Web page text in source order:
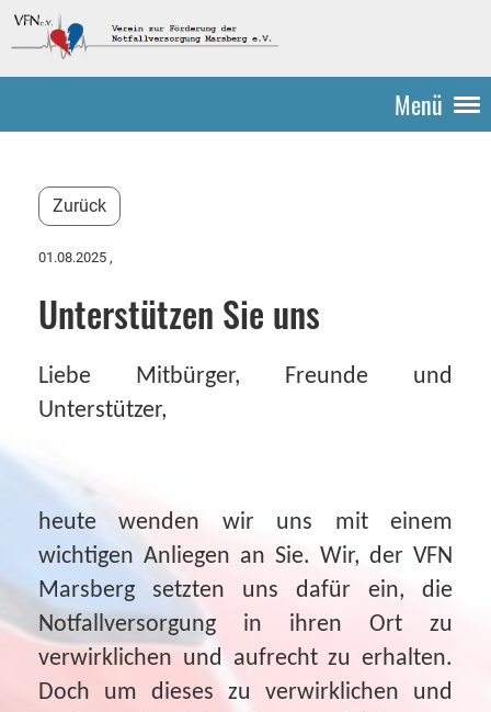
Menü
Zurück
01.08.2025 ,
Unterstützen Sie uns
Liebe Mitbürger, Freunde und
Unterstützer,
heute wenden wir uns mit einem
wichtigen Anliegen an Sie. Wir, der VFN
Marsberg setzten uns dafür ein, die
Notfallversorgung in ihren Ort zu
verwirklichen und aufrecht zu erhalten.
Doch um dieses zu verwirklichen und